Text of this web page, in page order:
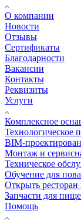
О компании
Новости
Отзывы
Сертификаты
Благодарности
Вакансии
Контакты
Реквизиты
Услуги
Комплексное
Технологическое
BIM-
Монтаж и
Техническое
Обучение для
Открыть
Запчасти для
Помощь